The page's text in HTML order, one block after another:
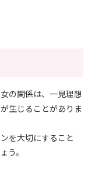
の関係は、一見理想
生じることがありま
を大切にすること
う。